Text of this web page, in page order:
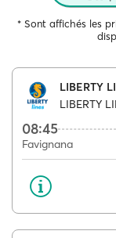
* Sont affichés les
LIBERTY
LIBERTY
08:45
Favignana